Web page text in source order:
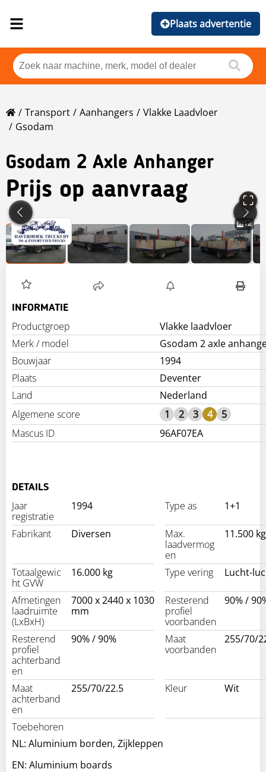
Plaats advertentie
Transport Aanhangers
Vlakke Laadvloer
Gsodam
Gsodam 2 Axle Anhanger
Prijs op aanvraag
12
INFORMATIE
Productgroep
Vlakke laadvloer
Merk / model
Gsodam 2 axle
Bouwjaar
1994
Plaats
Deventer
Land
Nederland
Algemene score
1 2 3 4
5
Mascus ID
96AF07EA
DETAILS
Jaar
registratie
1994 Type as 1+1
Fabrikant Diversen
Max.
laadvermog
en
11.500 kg
Totaalgewic
ht GVW
16.000 kg Type vering Lucht-
Afmetingen
laadruimte
(LxBxH)
7000 x 2440 x 1030
mm
Resterend
profiel
voorbanden
90% /
Resterend
profiel
achterband
en
90% / 90%
Maat
voorbanden
255/70/
Maat
achterband
en
255/70/22.5 Kleur Wit
Toebehoren
NL: Aluminium borden, Zijkleppen
EN: Aluminium boards